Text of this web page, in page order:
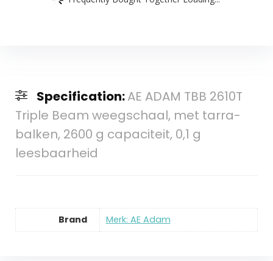
Specification:AE ADAM TBB 2610T
Triple Beam weegschaal, met tarra-
balken, 2600 g capaciteit, 0,1 g
leesbaarheid
Brand Merk: AE Adam